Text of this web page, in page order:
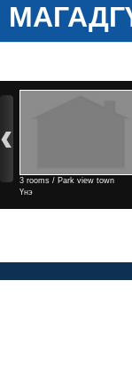
3 rooms / Park view town
Үнэ